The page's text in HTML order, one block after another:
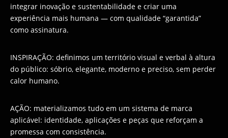
integrar inovação e sustentabilidade e criar uma
experiência mais humana — com qualidade “garantida”
como assinatura.
INSPIRAÇÃO: definimos um território visual e verbal à altura
do público: sóbrio, elegante, moderno e preciso, sem perder
calor humano.
AÇÃO: materializamos tudo em um sistema de marca
aplicável: identidade, aplicações e peças que reforçam a
promessa com consistência.